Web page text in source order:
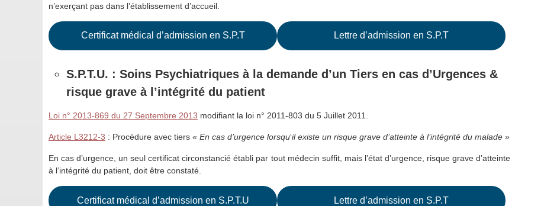
n’exerçant pas dans l’établissement d’accueil.
Certificat médical d’admission en S.P.T Lettre d’admission en S.P.T
S.P.T.U. : Soins Psychiatriques à la demande d’un Tiers en cas d’Urgences &
risque grave à l’intégrité du patient
Loi n° 2013-869 du 27 Septembre 2013 modifiant la loi n° 2011-803 du 5 Juillet 2011.
Article L3212-3 : Procédure avec tiers « En cas d’urgence lorsqu‘il existe un risque grave d’atteinte à l’intégrité du malade »
En cas d’urgence, un seul certificat circonstancié établi par tout médecin suffit, mais l’état d’urgence, risque grave d’atteinte
à l’intégrité du patient, doit être constaté.
Certificat médical d’admission en S.P.T.U Lettre d’admission en S.P.T